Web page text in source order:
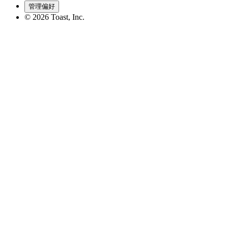
管理偏好
© 2026 Toast, Inc.